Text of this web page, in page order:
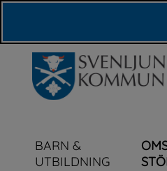
BARN &
UTBILDNING